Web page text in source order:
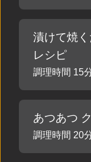
漬けて焼
レシピ
調理時間 15
あつあつ
調理時間 20